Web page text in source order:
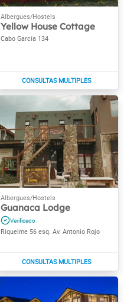
Yellow House Cottage
Cabo García 134
Guanaca Lodge
Riquelme 56 esq. Av. Antonio Rojo